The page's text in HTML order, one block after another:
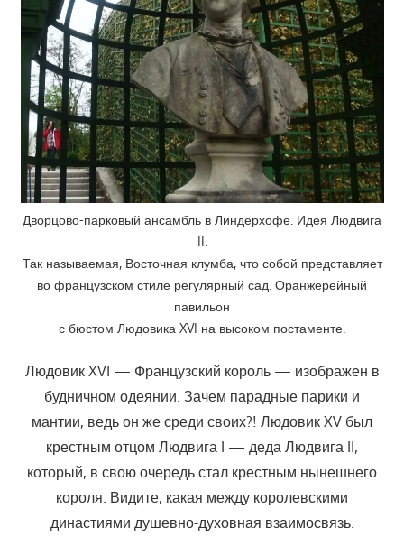
Дворцово-парковый ансамбль в Линдерхофе. Идея Людвига
II.
Так называемая, Восточная клумба, что собой представляет
во французском стиле регулярный сад. Оранжерейный
павильон
с бюстом Людовика XVI на высоком постаменте.
Людовик XVI — Французский король — изображен в
будничном одеянии. Зачем парадные парики и
мантии, ведь он же среди своих?! Людовик XV был
крестным отцом Людвига I — деда Людвига II,
который, в свою очередь стал крестным нынешнего
короля. Видите, какая между королевскими
династиями душевно-духовная взаимосвязь.